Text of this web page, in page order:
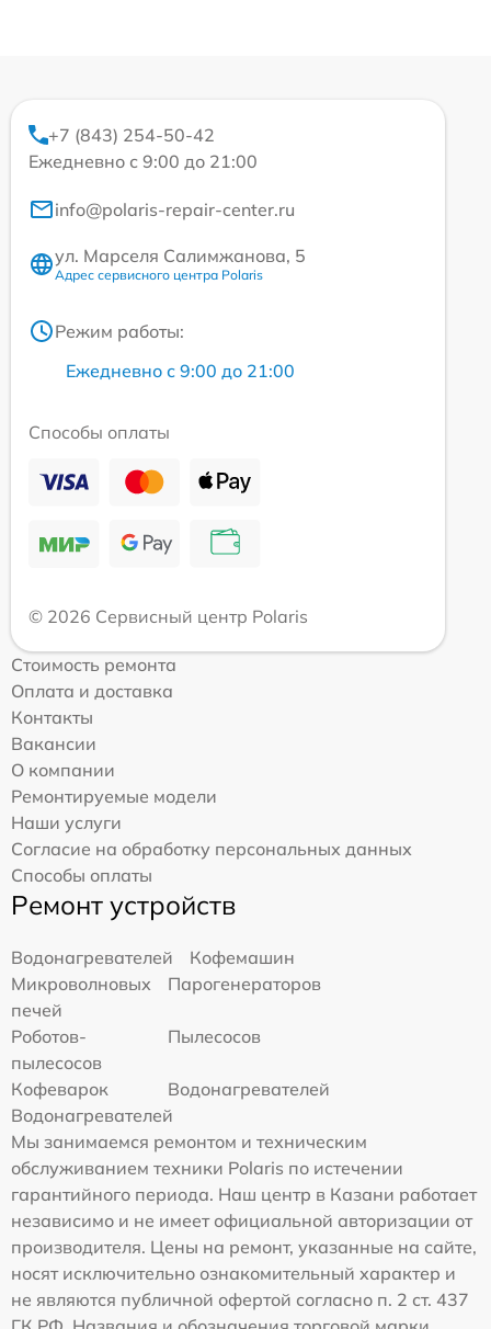
+7 (843) 254-50-42
Ежедневно с 9:00 до 21:00
info@polaris-repair-center.ru
ул. Марселя Салимжанова, 5
Адрес сервисного центра Polaris
Режим работы:
Ежедневно с 9:00 до 21:00
Способы оплаты
© 2026 Сервисный центр Polaris
Стоимость ремонта
Оплата и доставка
Контакты
Вакансии
О компании
Ремонтируемые модели
Наши услуги
Согласие на обработку персональных данных
Способы оплаты
Ремонт устройств
Водонагревателей
Кофемашин
Микроволновых
печей
Парогенераторов
Роботов-
пылесосов
Пылесосов
Кофеварок
Водонагревателей
Водонагревателей
Мы занимаемся ремонтом и техническим
обслуживанием техники Polaris по истечении
гарантийного периода. Наш центр в Казани работает
независимо и не имеет официальной авторизации от
производителя. Цены на ремонт, указанные на сайте,
носят исключительно ознакомительный характер и
не являются публичной офертой согласно п. 2 ст. 437